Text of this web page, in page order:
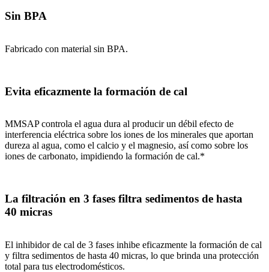
Sin BPA
Fabricado con material sin BPA.
Evita eficazmente la formación de cal
MMSAP controla el agua dura al producir un débil efecto de
interferencia eléctrica sobre los iones de los minerales que aportan
dureza al agua, como el calcio y el magnesio, así como sobre los
iones de carbonato, impidiendo la formación de cal.*
La filtración en 3 fases filtra sedimentos de hasta
40 micras
El inhibidor de cal de 3 fases inhibe eficazmente la formación de cal
y filtra sedimentos de hasta 40 micras, lo que brinda una protección
total para tus electrodomésticos.